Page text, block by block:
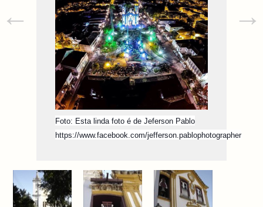
Foto: Esta linda foto é de Jeferson Pablo
https://www.facebook.com/jefferson.pablophotographer
← →